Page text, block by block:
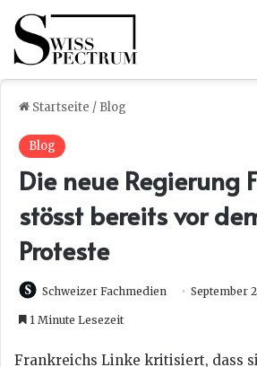
Startseite / Blog
Blog
Die neue Regierung
stösst bereits vor
Proteste
Schweizer Fachmedien September
1 Minute Lesezeit
Frankreichs Linke kritisiert, dass